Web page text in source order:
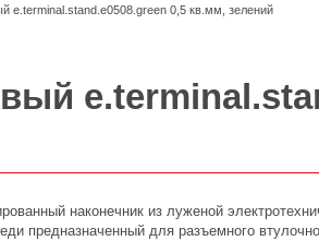
e.terminal.stand.e0508.green 0,5 кв.мм, зелений
наконечник из луженой
предназначенный для разъемного